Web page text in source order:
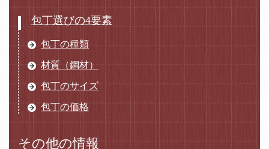
包丁選びの4要素
包丁の種類
材質（鋼材）
包丁のサイズ
包丁の価格
その他の情報